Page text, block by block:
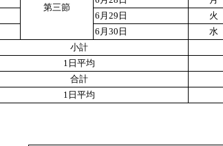
第三節
6月29日 火
6月30日 水
小計
1日平均
合計
1日平均